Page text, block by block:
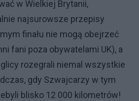
w Wielkiej Brytanii,
najsurowsze przepisy
finału nie mogą obejrzeć
fani poza obywatelami UK), a
rozegrali niemal wszystkie
gdy Szwajcarzy w tym
blisko 12 000 kilometrów!